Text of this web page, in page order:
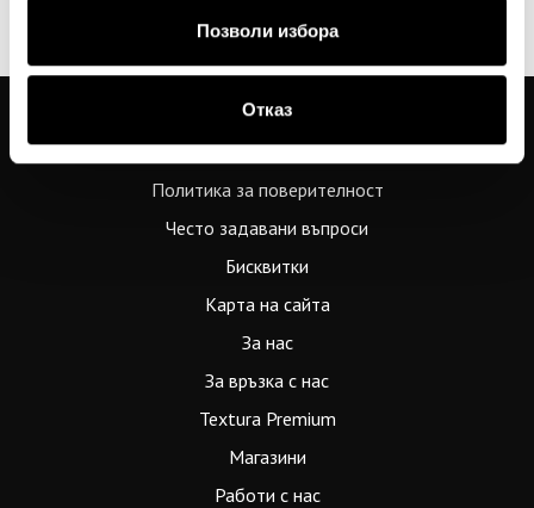
Позволи избора
Отказ
Общи условия
Политика за поверителност
Често задавани въпроси
Бисквитки
Карта на сайта
За нас
За връзка с нас
Textura Premium
Магазини
Работи с нас